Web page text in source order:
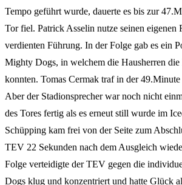
Tempo geführt wurde, dauerte es bis zur
Tor fiel. Patrick Asselin nutze seinen eigenen
verdienten Führung. In der Folge gab es ein
Mighty Dogs, in welchem die Hausherren die
konnten. Tomas Cermak traf in der
Aber der Stadionsprecher war noch nicht
des Tores fertig als es erneut still wurde im
Schüpping kam frei von der Seite zum
TEV 22 Sekunden nach dem Ausgleich
Folge verteidigte der TEV gegen die
Dogs klug und konzentriert und hatte Glück